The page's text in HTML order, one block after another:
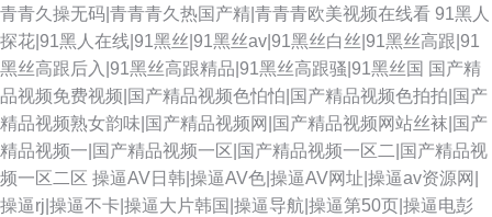
青青久操无码|青青青久热国产精|青青青欧美视频在线看 91黑人
探花|91黑人在线|91黑丝|91黑丝av|91黑丝白丝|91黑丝高跟|91
黑丝高跟后入|91黑丝高跟精品|91黑丝高跟骚|91黑丝国 国产精
品视频免费视频|国产精品视频色怕怕|国产精品视频色拍拍|国产
精品视频熟女韵味|国产精品视频网|国产精品视频网站丝袜|国产
精品视频一|国产精品视频一区|国产精品视频一区二|国产精品视
频一区二区 操逼AV日韩|操逼AV色|操逼AV网址|操逼av资源网|
操逼rj|操逼不卡|操逼大片韩国|操逼导航|操逼第50页|操逼电彭